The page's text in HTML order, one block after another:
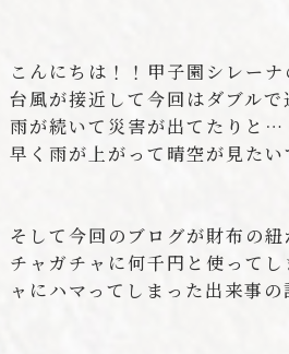
こんにちは！！甲子園シレーナ
台風が接近して今回はダブルで
雨が続いて災害が出てたりと…
早く雨が上がって晴空が見たい
そして今回のブログが財布の
チャガチャに何千円と使って
ャにハマってしまった出来事の